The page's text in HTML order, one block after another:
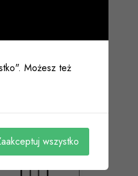
Możesz też
wszystko